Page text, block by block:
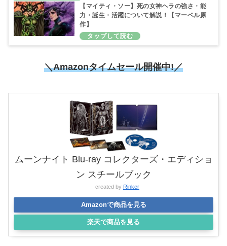
【マイティ・ソー】死の女神ヘラの強さ・能
力・誕生・活躍について解説！【マーベル原
作】
＼Amazonタイムセール開催中!／
ムーンナイト Blu-ray コレクターズ・エディショ
ン スチールブック
created by Rinker
Amazonで商品を見る
楽天で商品を見る